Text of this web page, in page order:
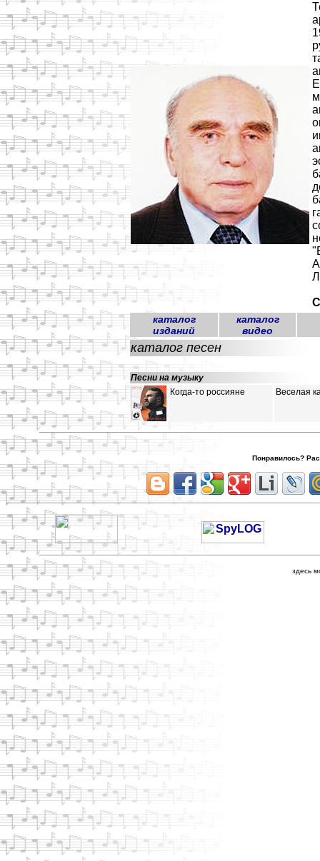
каталог
изданий
каталог
видео
каталог песен
Песни на музыку
Когда-то россияне
Веселая
Понравилось?
здесь